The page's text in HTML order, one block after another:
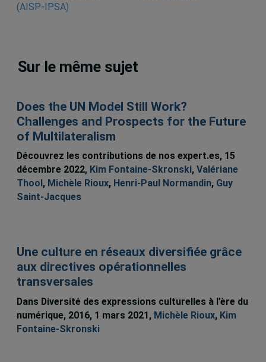
(AISP-IPSA)
Sur le même sujet
Does the UN Model Still Work?
Challenges and Prospects for the Future
of Multilateralism
Découvrez les contributions de nos expert.es, 15
décembre 2022, Kim Fontaine-Skronski, Valériane
Thool, Michèle Rioux, Henri-Paul Normandin, Guy
Saint-Jacques
Une culture en réseaux diversifiée grâce
aux directives opérationnelles
transversales
Dans Diversité des expressions culturelles à l’ère du
numérique, 2016, 1 mars 2021, Michèle Rioux, Kim
Fontaine-Skronski